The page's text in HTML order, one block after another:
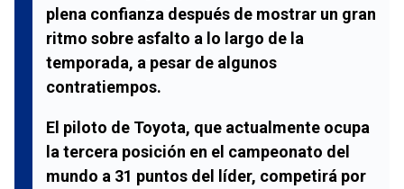
plena confianza después de mostrar un gran
ritmo sobre asfalto a lo largo de la
temporada, a pesar de algunos
contratiempos.
El piloto de Toyota, que actualmente ocupa
la tercera posición en el campeonato del
mundo a 31 puntos del líder, competirá por